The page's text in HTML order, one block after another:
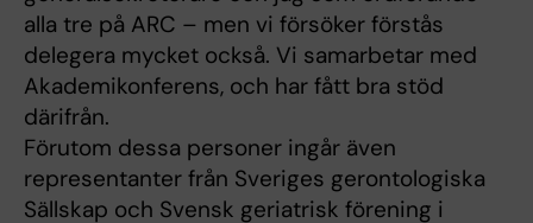
alla tre på ARC – men vi försöker förstås
delegera mycket också. Vi samarbetar med
Akademikonferens, och har fått bra stöd
därifrån.
Förutom dessa personer ingår även
representanter från Sveriges gerontologiska
Sällskap och Svensk geriatrisk förening i